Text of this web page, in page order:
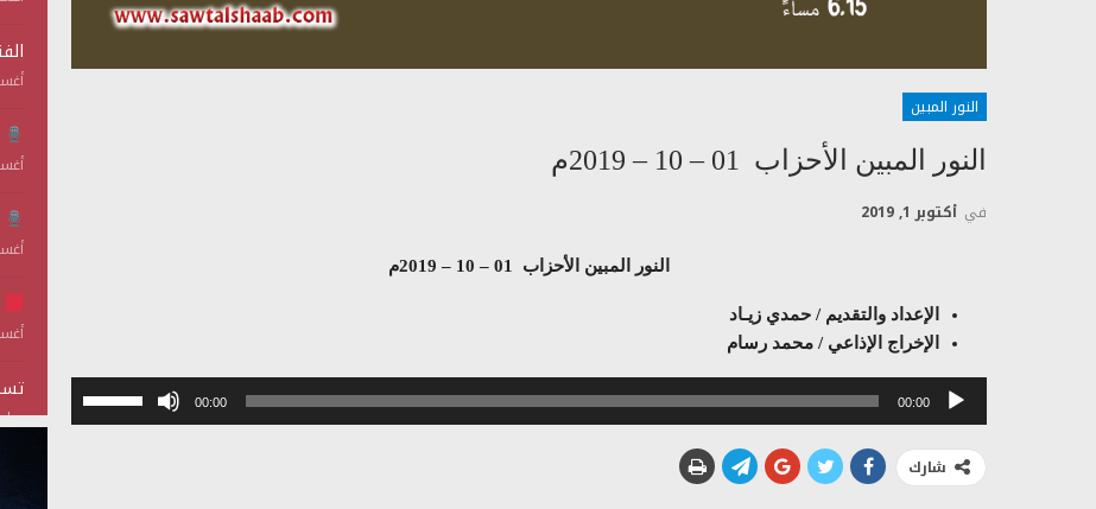
النور المبين
النور المبين الأحزاب 01 – 10 – 2019م
في أكتوبر 1, 2019
النور المبين الأحزاب 01 – 10 – 2019م
الإعداد والتقديم / حمدي زيـاد
الإخراج الإذاعي / محمد رسام
مشغل
00:00
00:00
مفاتيح
شارك
يوليو